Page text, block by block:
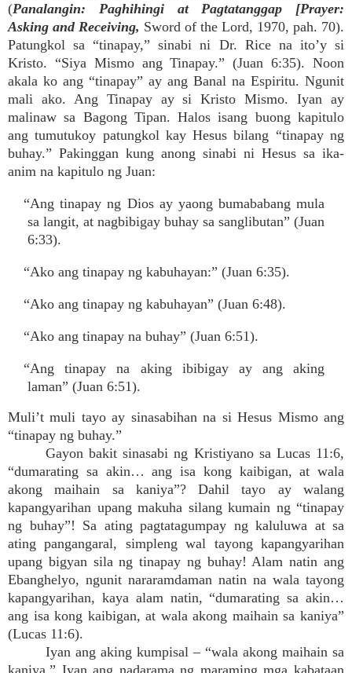
(Panalangin: Paghihingi at Pagtatanggap [Prayer:
Asking and Receiving, Sword of the Lord, 1970, pah. 70).
Patungkol sa “tinapay,” sinabi ni Dr. Rice na ito’y si
Kristo. “Siya Mismo ang Tinapay.” (Juan 6:35). Noon
akala ko ang “tinapay” ay ang Banal na Espiritu. Ngunit
mali ako. Ang Tinapay ay si Kristo Mismo. Iyan ay
malinaw sa Bagong Tipan. Halos isang buong kapitulo
ang tumutukoy patungkol kay Hesus bilang “tinapay ng
buhay.” Pakinggan kung anong sinabi ni Hesus sa ika-
anim na kapitulo ng Juan:
“Ang tinapay ng Dios ay yaong bumababang mula
sa langit, at nagbibigay buhay sa sanglibutan” (Juan
6:33).
“Ako ang tinapay ng kabuhayan:” (Juan 6:35).
“Ako ang tinapay ng kabuhayan” (Juan 6:48).
“Ako ang tinapay na buhay” (Juan 6:51).
“Ang tinapay na aking ibibigay ay ang aking
laman” (Juan 6:51).
Muli’t muli tayo ay sinasabihan na si Hesus Mismo ang
“tinapay ng buhay.”
Gayon bakit sinasabi ng Kristiyano sa Lucas 11:6,
“dumarating sa akin… ang isa kong kaibigan, at wala
akong maihain sa kaniya”? Dahil tayo ay walang
kapangyarihan upang makuha silang kumain ng “tinapay
ng buhay”! Sa ating pagtatagumpay ng kaluluwa at sa
ating pangangaral, simpleng wal tayong kapangyarihan
upang bigyan sila ng tinapay ng buhay! Alam natin ang
Ebanghelyo, ngunit nararamdaman natin na wala tayong
kapangyarihan, kaya alam natin, “dumarating sa akin…
ang isa kong kaibigan, at wala akong maihain sa kaniya”
(Lucas 11:6).
Iyan ang aking kumpisal – “wala akong maihain sa
kaniya.” Iyan ang nadarama ng maraming mga kabataan